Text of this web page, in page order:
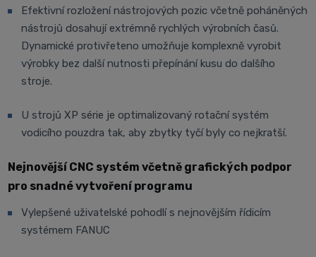
Efektivní rozložení nástrojových pozic včetně poháněných
nástrojů dosahují extrémně rychlých výrobních časů.
Dynamické protivřeteno umožňuje komplexně vyrobit
výrobky bez další nutnosti přepínání kusu do dalšího
stroje.
U strojů XP série je optimalizovaný rotační systém
vodicího pouzdra tak, aby zbytky tyčí byly co nejkratší.
Nejnovější CNC systém včetně grafických podpor
pro snadné vytvoření programu
Vylepšené uživatelské pohodlí s nejnovějším řídicím
systémem FANUC